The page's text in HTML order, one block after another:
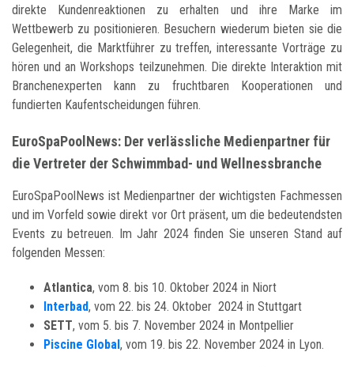
direkte Kundenreaktionen zu erhalten und ihre Marke im
Wettbewerb zu positionieren. Besuchern wiederum bieten sie die
Gelegenheit, die Marktführer zu treffen, interessante Vorträge zu
hören und an Workshops teilzunehmen. Die direkte Interaktion mit
Branchenexperten kann zu fruchtbaren Kooperationen und
fundierten Kaufentscheidungen führen.
EuroSpaPoolNews: Der verlässliche Medienpartner für
die Vertreter der Schwimmbad- und Wellnessbranche
EuroSpaPoolNews ist Medienpartner der wichtigsten Fachmessen
und im Vorfeld sowie direkt vor Ort präsent, um die bedeutendsten
Events zu betreuen. Im Jahr 2024 finden Sie unseren Stand auf
folgenden Messen:
Atlantica, vom 8. bis 10. Oktober 2024 in Niort
Interbad, vom 22. bis 24. Oktober 2024 in Stuttgart
SETT, vom 5. bis 7. November 2024 in Montpellier
Piscine Global, vom 19. bis 22. November 2024 in Lyon.